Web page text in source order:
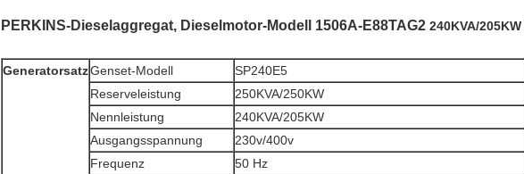
PERKINS-Dieselaggregat, Dieselmotor-Modell 1506A-E88TAG2 240KVA/205KW
GeneratorsatzGenset-Modell
SP240E5
Reserveleistung
250KVA/250KW
Nennleistung
240KVA/205KW
Ausgangsspannung
230v/400v
Frequenz
50 Hz